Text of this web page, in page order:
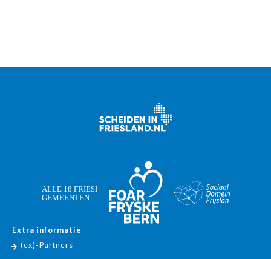
Extra informatie
(ex)-Partners